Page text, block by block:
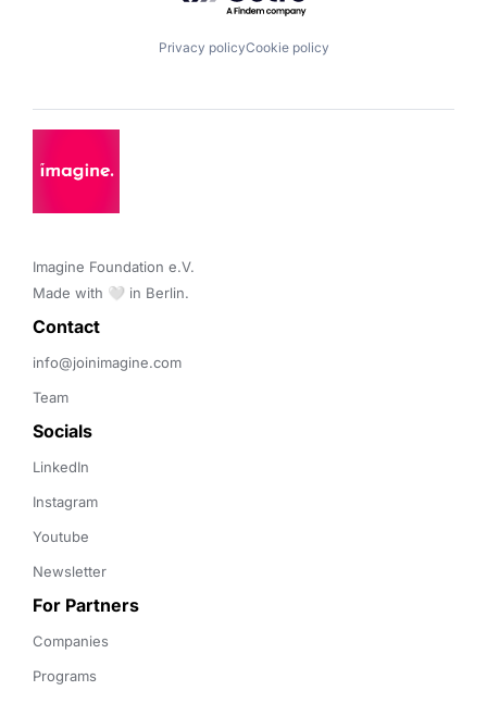
Privacy policyCookie policy
Imagine Foundation e.V.
Made with 🤍 in Berlin.
Contact
info@joinimagine.com
Team
Socials
LinkedIn
Instagram
Youtube
Newsletter
For Partners
Companies
Programs